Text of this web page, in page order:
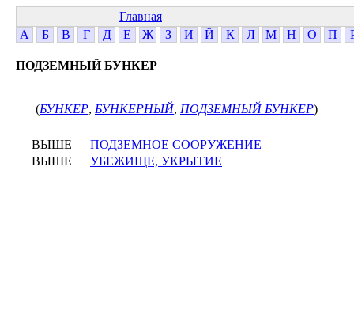
Главная
А
Б В Г Д Е Ж З И Й К Л М Н О П
ПОДЗЕМНЫЙ БУНКЕР
(БУНКЕР, БУНКЕРНЫЙ, ПОДЗЕМНЫЙ БУНКЕР)
ВЫШЕ
ПОДЗЕМНОЕ СООРУЖЕНИЕ
ВЫШЕ
УБЕЖИЩЕ, УКРЫТИЕ